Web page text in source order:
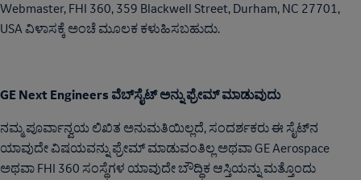
Webmaster, FHI 360, 359 Blackwell Street, Durham, NC 27701,
USA ವಿಳಾಸಕ್ಕೆ ಅಂಚೆ ಮೂಲಕ ಕಳುಹಿಸಬಹುದು.
GE Next Engineers ವೆಬ್‌ಸೈಟ್ ಅನ್ನು ಫ್ರೇಮ್ ಮಾಡುವುದು
ನಮ್ಮ ಪೂರ್ವಾನ್ವಯ ಲಿಖಿತ ಅನುಮತಿಯಿಲ್ಲದೆ, ಸಂದರ್ಶಕರು ಈ ಸೈಟ್‌ನ
ಯಾವುದೇ ವಿಷಯವನ್ನು ಫ್ರೇಮ್ ಮಾಡುವಂತಿಲ್ಲ ಅಥವಾ GE Aerospace
ಅಥವಾ FHI 360 ಸಂಸ್ಥೆಗಳ ಯಾವುದೇ ಬೌದ್ಧಿಕ ಆಸ್ತಿಯನ್ನು ಮತ್ತೊಂದು